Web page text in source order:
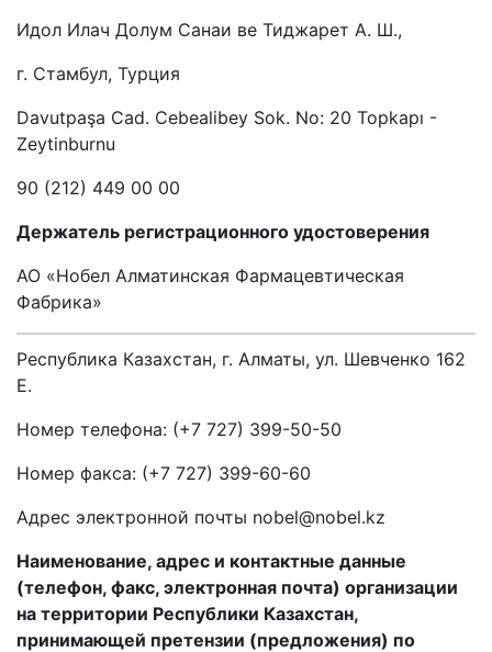
Идол Илач Долум Санаи ве Тиджарет А. Ш.,
г. Стамбул, Турция
Davutpaşa Cad. Cebealibey Sok. No: 20 Topkapı -
Zeytinburnu
90 (212) 449 00 00
Держатель регистрационного удостоверения
АО «Нобел Алматинская Фармацевтическая
Фабрика»
Республика Казахстан, г. Алматы, ул. Шевченко 162
Е.
Номер телефона: (+7 727) 399-50-50
Номер факса: (+7 727) 399-60-60
Адрес электронной почты nobel@nobel.kz
Наименование, адрес и контактные данные
(телефон, факс, электронная почта) организации
на территории Республики Казахстан,
принимающей претензии (предложения) по